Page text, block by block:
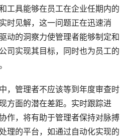
工具能够在员工在企业任期内的
时见解，这一问题正在迅速消
动的洞察力使管理者能够制定和
司实现其目标，同时也为员工的
，管理者不应该等到年度审查时
方面的潜在差距。实时跟踪进
作，将有助于管理者保持对脉搏
理的平台，如通过自动化实现的